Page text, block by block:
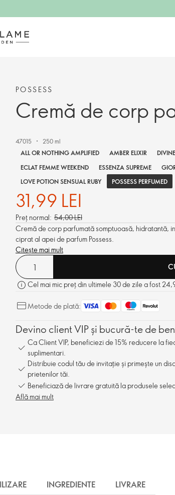
POSSESS
Cremă de corp
47015
250 ml
ALL OR NOTHING AMPLIFIED
AMBER ELIXIR DIVINE
ECLAT FEMME WEEKEND
ESSENZA SUPREME
LOVE POTION SENSUAL RUBY
POSSESS PERFUMED
31,99 LEI
Preț normal: 54,00 LEI
Cremă de corp parfumată somptuoasă, hidratantă,
ciprat al apei de parfum Possess.
Citește mai mult
Cel mai mic preț din ultimele 30 de zile a fost
Metode de plată:
Devino client VIP și bucură-te de
Ca Client VIP, beneficiezi de 15% reducere la
suplimentari.
Distribuie codul tău de invitație și primește un
prietenilor tăi.
Beneficiază de livrare gratuită la produsele
Află mai mult
INGREDIENTE LIVRARE